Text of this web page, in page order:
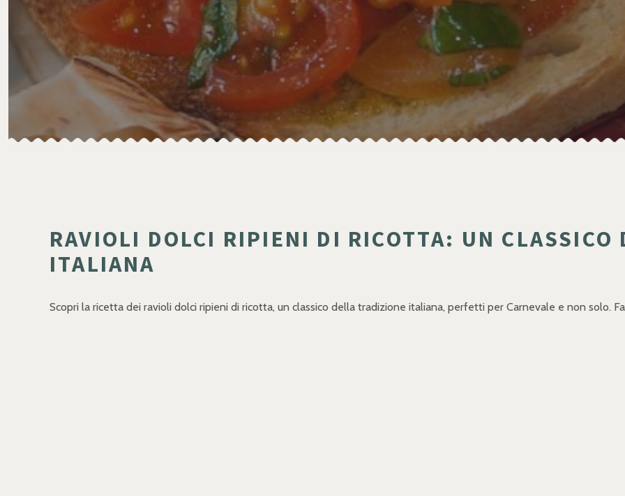
RAVIOLI DOLCI RIPIENI DI RICOTTA: UN CLASSICO
ITALIANA
Scopri la ricetta dei ravioli dolci ripieni di ricotta, un classico della tradizione italiana, perfetti per Carnevale e non solo.